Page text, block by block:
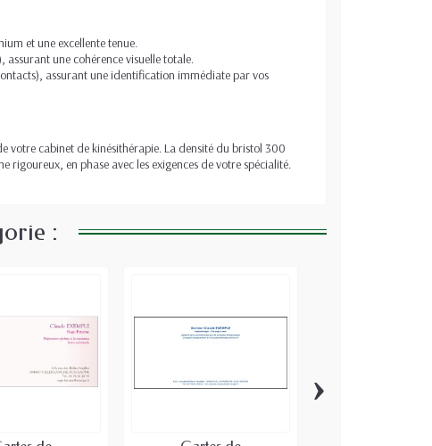
et une excellente tenue.
une cohérence visuelle totale.
assurant une identification immédiate par vos
votre cabinet de kinésithérapie. La densité du bristol 300
en phase avec les exigences de votre spécialité.
:
›